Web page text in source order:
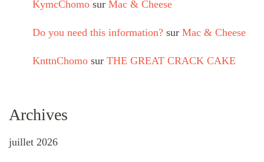
KymcChomo sur Mac & Cheese
Do you need this information? sur Mac & Cheese
KnttnChomo sur THE GREAT CRACK CAKE
Archives
juillet 2026